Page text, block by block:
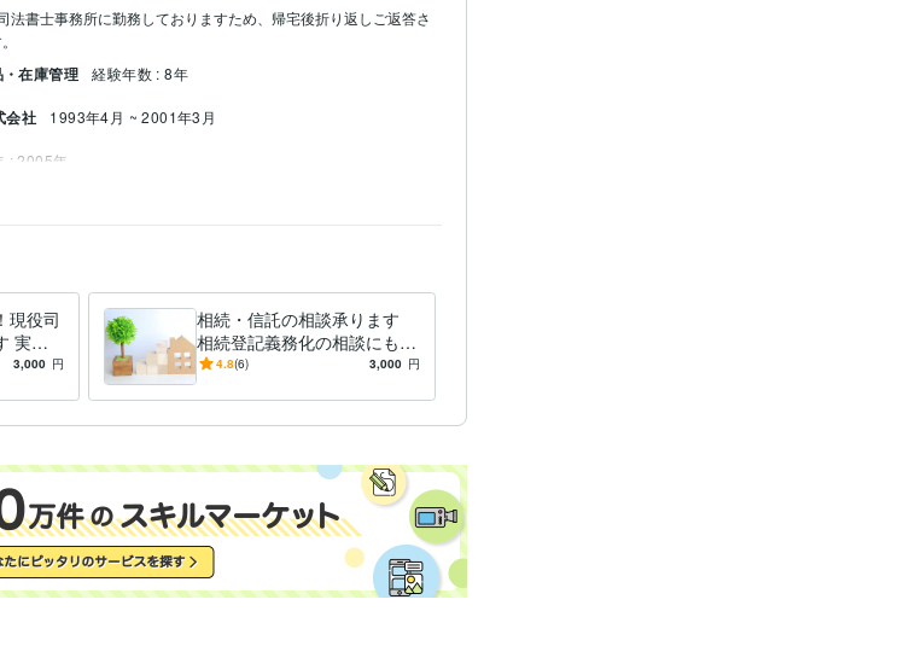
法書士事務所に勤務しておりますため、帰宅後折り返しご返答さ
在庫管理 経験年数 : 8年
会社 1993年4月 ~ 2001年3月
: 2005年
家族信託 相続 遺言 信託 法律相談 相続対策
相続相談
現役司
実務
が、
3,000 円
相続・信託の相談承ります
相続登記義務化の相談にも応
じます
4.8(6) 3,000 円